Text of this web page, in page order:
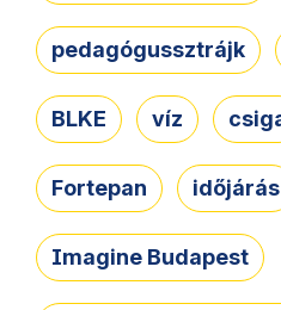
pedagógussztrájk
BLKE víz
Fortepan időjárás
Imagine Budapest